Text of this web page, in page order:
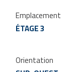
Emplacement
ÉTAGE 3
Orientation